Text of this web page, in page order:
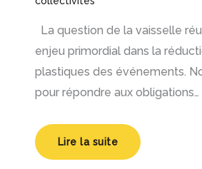
La question de la vaisselle
enjeu primordial dans la
plastiques des événements.
pour répondre aux obligations…
Lire la suite